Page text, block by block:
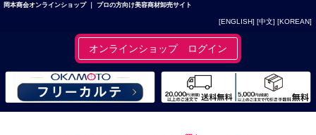
岡本商会オンラインショップ ｜ プロの方向け美容商材卸売サイト
[ENGLISH] [中文] [KOREAN]
オンラインショップ ログイン